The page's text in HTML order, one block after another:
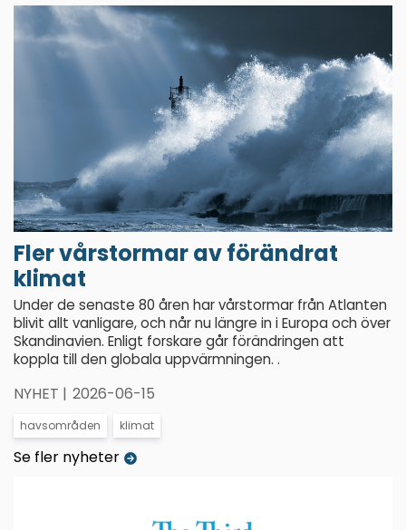
Fler vårstormar av förändrat
klimat
Under de senaste 80 åren har vårstormar från Atlanten
blivit allt vanligare, och når nu längre in i Europa och över
Skandinavien. Enligt forskare går förändringen att
koppla till den globala uppvärmningen. .
NYHET | 2026-06-15
havsområden klimat
Se fler nyheter